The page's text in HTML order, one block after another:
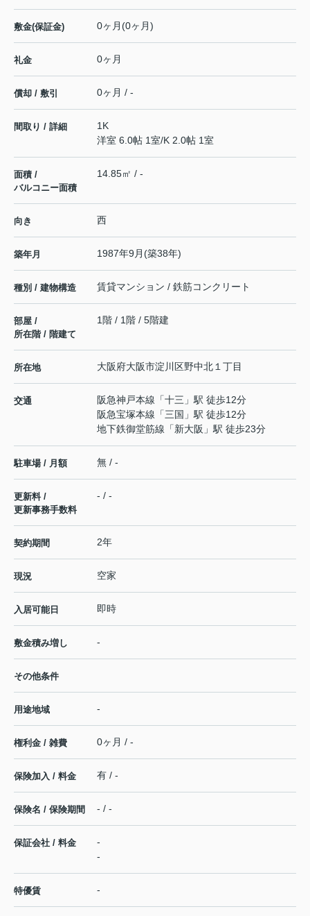
敷金(保証金) 0ヶ月(0ヶ月)
礼金 0ヶ月
償却 / 敷引 0ヶ月 / -
間取り / 詳細
1K
洋室 6.0帖 1室/K 2.0帖 1室
面積 /
バルコニー面積
14.85㎡ / -
向き 西
築年月 1987年9月(築38年)
種別 / 建物構造 賃貸マンション / 鉄筋コンクリート
部屋 /
所在階 / 階建て
1階 / 1階 / 5階建
所在地 大阪府大阪市淀川区野中北 １丁目
交通 阪急神戸本線 「十三 」駅 徒歩12分
阪急宝塚本線 「三国 」駅 徒歩12分
地下鉄御堂筋線 「新大阪 」駅 徒歩23分
駐車場 / 月額 無 / -
更新料 /
更新事務手数料
- / -
契約期間 2年
現況 空家
入居可能日 即時
敷金積み増し -
その他条件
用途地域 -
権利金 / 雑費 0ヶ月 / -
保険加入 / 料金 有 / -
保険名 / 保険期間 - / -
保証会社 / 料金
-
-
特優賃 -